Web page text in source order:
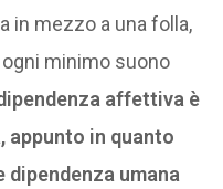
in mezzo a una folla,
minimo suono
affettiva è
appunto in quanto
umana